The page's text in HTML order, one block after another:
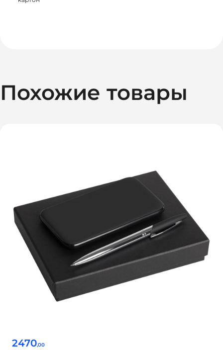
Похожие товары
2470,00